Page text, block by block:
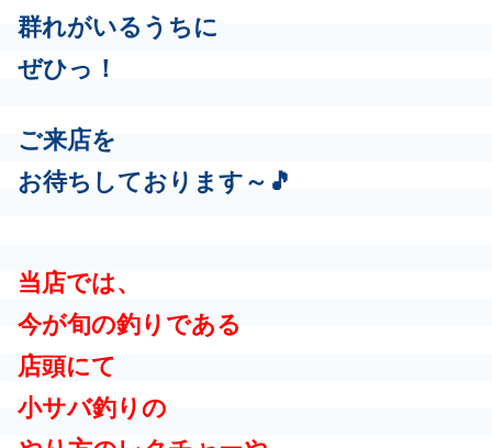
群れがいるうちに
ぜひっ！
ご来店を
お待ちしております～🎵
当店では、
今が旬の釣りである
店頭にて
小サバ釣りの